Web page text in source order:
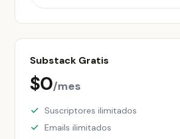
Substack Gratis
$0/mes
Suscriptores ilimitados
Emails ilimitados